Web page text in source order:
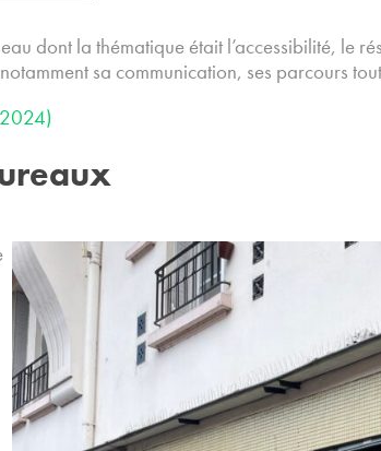
dont la thématique était l’accessibilité, le
sa communication, ses parcours